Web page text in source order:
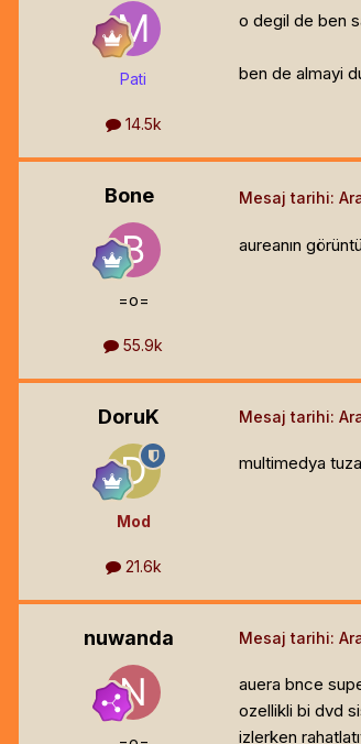
Pati
14.5k
o degil de ben
ben de almayi
Bone
=o=
55.9k
Mesaj tarihi:
aureanın
DoruK
Mod
21.6k
Mesaj tarihi:
multimedya
nuwanda Mesaj tarihi:
auera bnce
ozellikli bi dvd
izlerken